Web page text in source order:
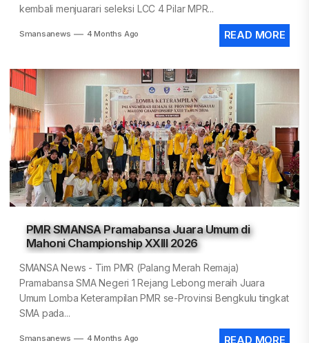
kembali menjuarari seleksi LCC 4 Pilar MPR...
Smansanews 4 Months Ago READ MORE
PMR SMANSA Pramabansa Juara Umum di
Mahoni Championship XXIII 2026
SMANSA News - Tim PMR (Palang Merah Remaja)
Pramabansa SMA Negeri 1 Rejang Lebong meraih Juara
Umum Lomba Keterampilan PMR se-Provinsi Bengkulu tingkat
SMA pada...
Smansanews 4 Months Ago READ MORE